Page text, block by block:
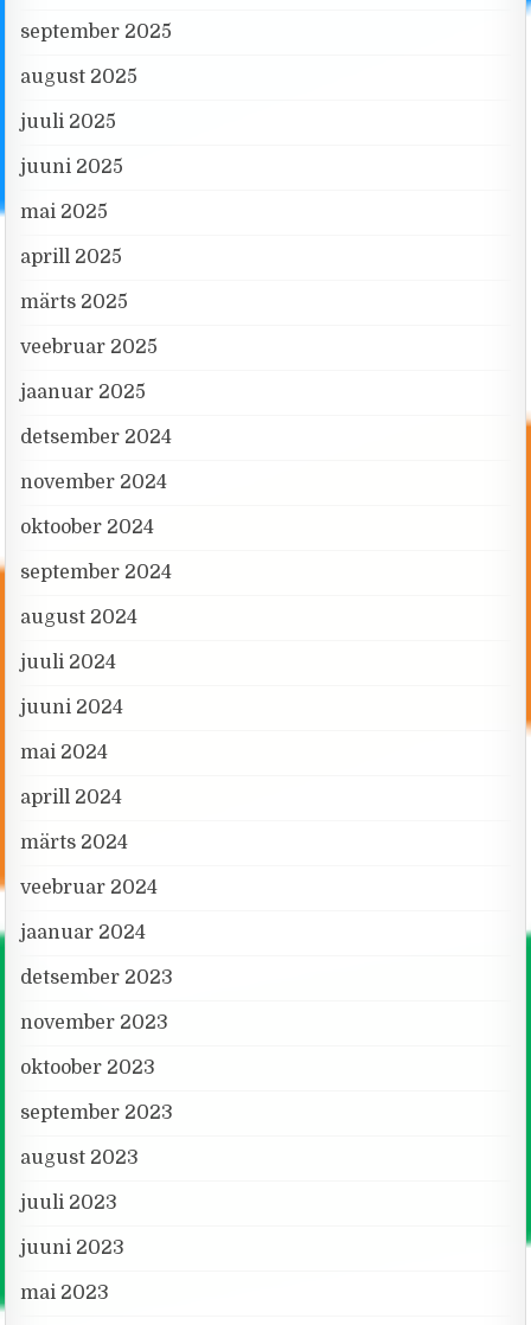
september 2025
august 2025
juuli 2025
juuni 2025
mai 2025
aprill 2025
märts 2025
veebruar 2025
jaanuar 2025
detsember 2024
november 2024
oktoober 2024
september 2024
august 2024
juuli 2024
juuni 2024
mai 2024
aprill 2024
märts 2024
veebruar 2024
jaanuar 2024
detsember 2023
november 2023
oktoober 2023
september 2023
august 2023
juuli 2023
juuni 2023
mai 2023